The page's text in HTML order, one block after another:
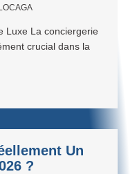
Luxe La conciergerie
crucial dans la
Un
?